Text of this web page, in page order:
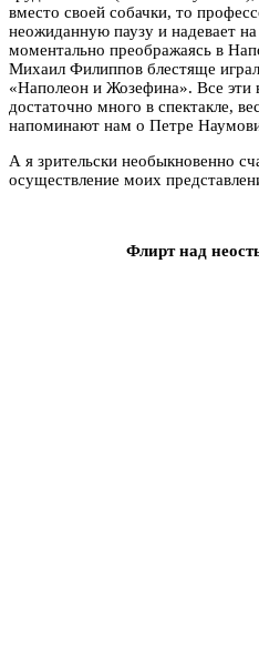
вместо своей собачки, то
неожиданную паузу и надевает
моментально преображаясь в
Михаил Филиппов блестяще
«Наполеон и Жозефина». Все эти
достаточно много в спектакле,
напоминают нам о Петре
А я зрительски необыкновенно
осуществление моих
Флирт над